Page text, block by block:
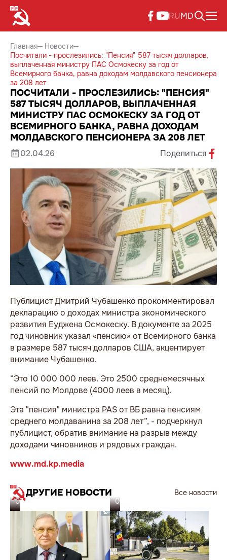
RUMD
Главная
Новости
Посчитали - прослезились: "Пенсия" 587 тысяч долларов,
выплаченная министру ПАС Осмокеску за год от
Всемирного банка, равна доходам молдавского пенсионера
за 208 лет
ПОСЧИТАЛИ - ПРОСЛЕЗИЛИСЬ: "ПЕНСИЯ"
587 ТЫСЯЧ ДОЛЛАРОВ, ВЫПЛАЧЕННАЯ
МИНИСТРУ ПАС ОСМОКЕСКУ ЗА ГОД ОТ
ВСЕМИРНОГО БАНКА, РАВНА ДОХОДАМ
МОЛДАВСКОГО ПЕНСИОНЕРА ЗА 208 ЛЕТ
02.04.26 Поделиться
Публицист Дмитрий Чубашенко прокомментировал
декларацию о доходах министра экономического
развития Еуджена Осмокеску. В документе за 2025
год чиновник указал «пенсию» от Всемирного банка
в размере 587 тысяч долларов США, акцентирует
внимание Чубашенко.
“Это 10 000 000 леев. Это 2500 среднемесячных
пенсий по Молдове (4000 леев в месяц).
Эта "пенсия" министра PAS от ВБ равна пенсиям
среднего молдаванина за 208 лет”, - подчеркнул
публицист, обратив внимание на разрыв между
доходами чиновников и рядовых граждан.
www.md.kp.media
ДРУГИЕ НОВОСТИ
Все новости
07.08.26
06.08.26